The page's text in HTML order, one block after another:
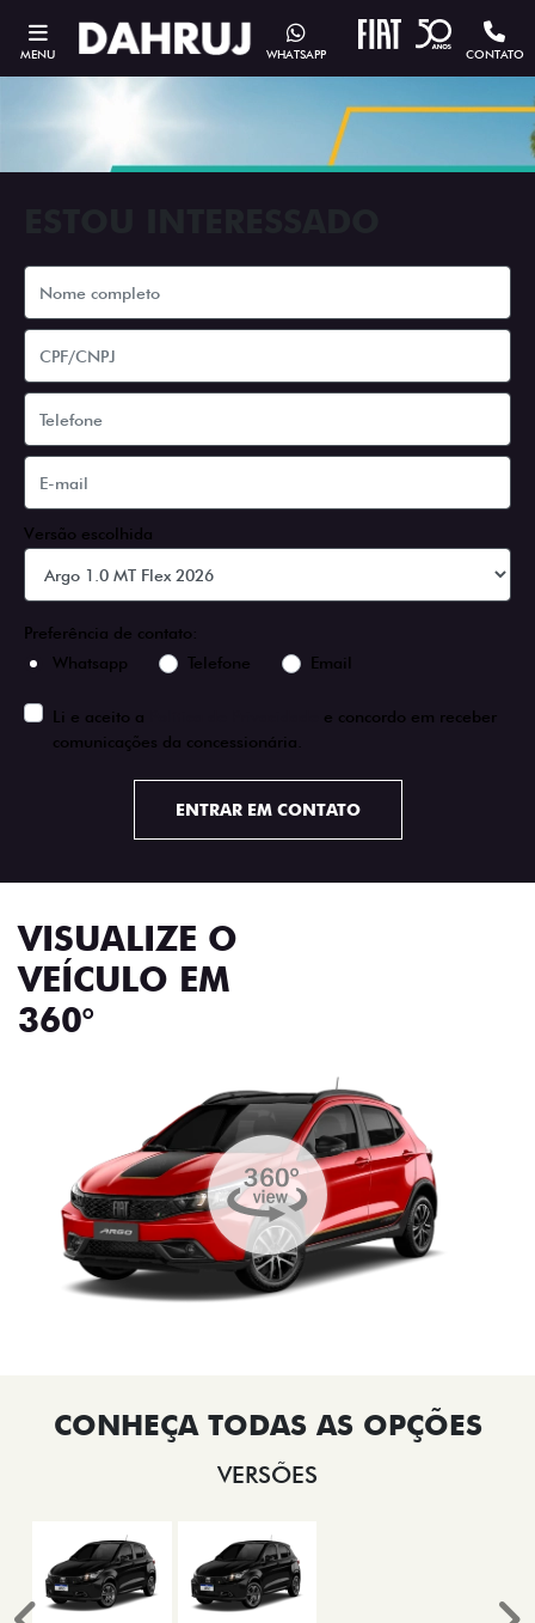
MENU CONTATO
WHATSAPP
Versão escolhida
Preferência de contato:
Whatsapp
Telefone Email
Li e aceito a
e concordo em receber
comunicações da concessionária.
ENTRAR EM CONTATO
VISUALIZE O
VEÍCULO EM
360°
VERSÕES